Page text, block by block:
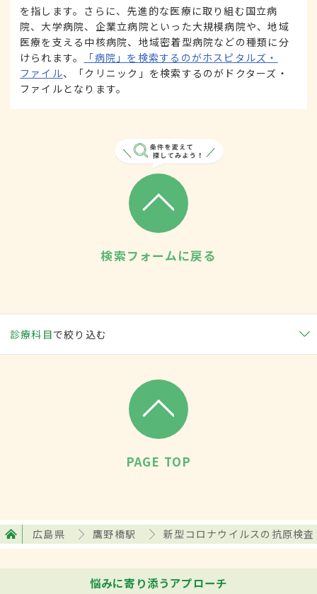
を指します。さらに、先進的な医療に取り組む国立病
院、大学病院、企業立病院といった大規模病院や、地域
医療を支える中核病院、地域密着型病院などの種類に分
けられます。
「病院」を検索するのがホスピタルズ・
ファイル、「クリニック」を検索するのがドクターズ・
ファイルとなります。
検索フォームに戻る
診療科目で絞り込む
PAGE TOP
広島県 鷹野橋駅 新型コロナウイルスの抗原検査
悩みに寄り添うアプローチ